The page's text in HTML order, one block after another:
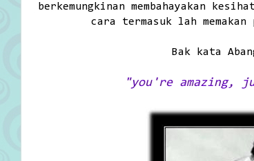
berkemungkinan membahayakan
cara termasuk lah
Bak kata
"you're amazing,